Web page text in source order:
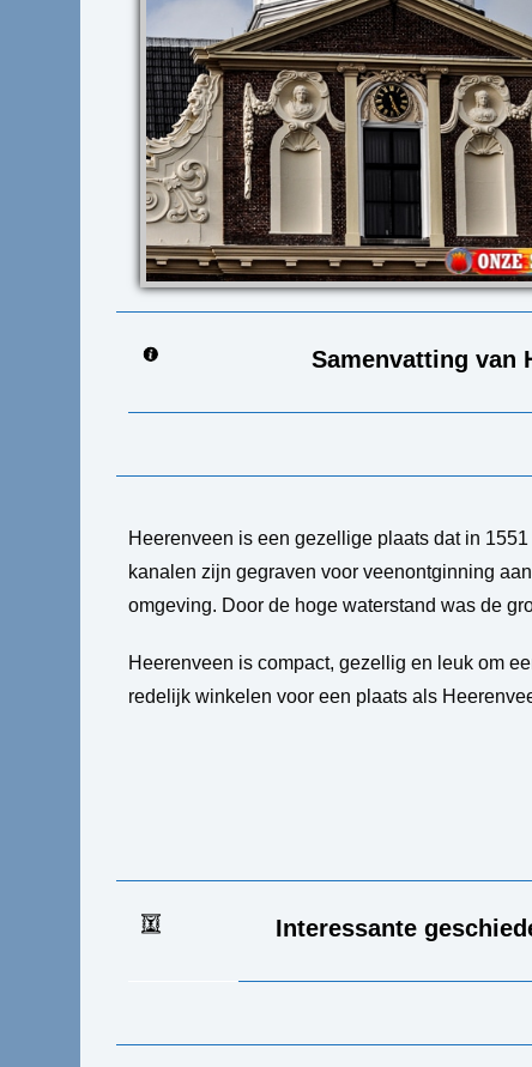
Samenvatting van
Heerenveen is een gezellige plaats dat in
kanalen zijn gegraven voor veenontginning
omgeving. Door de hoge waterstand was de
Heerenveen is compact, gezellig en leuk om
redelijk winkelen voor een plaats als
Interessante